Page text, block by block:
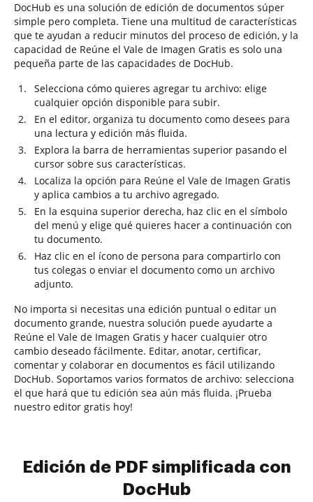
DocHub es una solución de edición de documentos súper
simple pero completa. Tiene una multitud de características
que te ayudan a reducir minutos del proceso de edición, y la
capacidad de Reúne el Vale de Imagen Gratis es solo una
pequeña parte de las capacidades de DocHub.
Selecciona cómo quieres agregar tu archivo: elige
cualquier opción disponible para subir.
En el editor, organiza tu documento como desees para
una lectura y edición más fluida.
Explora la barra de herramientas superior pasando el
cursor sobre sus características.
Localiza la opción para Reúne el Vale de Imagen Gratis
y aplica cambios a tu archivo agregado.
En la esquina superior derecha, haz clic en el símbolo
del menú y elige qué quieres hacer a continuación con
tu documento.
Haz clic en el ícono de persona para compartirlo con
tus colegas o enviar el documento como un archivo
adjunto.
No importa si necesitas una edición puntual o editar un
documento grande, nuestra solución puede ayudarte a
Reúne el Vale de Imagen Gratis y hacer cualquier otro
cambio deseado fácilmente. Editar, anotar, certificar,
comentar y colaborar en documentos es fácil utilizando
DocHub. Soportamos varios formatos de archivo: selecciona
el que hará que tu edición sea aún más fluida. ¡Prueba
nuestro editor gratis hoy!
Edición de PDF simplificada con
DocHub